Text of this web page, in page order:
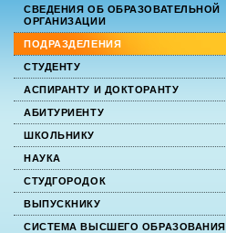
СВЕДЕНИЯ ОБ ОБРАЗОВАТЕЛЬНОЙ
ОРГАНИЗАЦИИ
ПОДРАЗДЕЛЕНИЯ
СТУДЕНТУ
АСПИРАНТУ И ДОКТОРАНТУ
АБИТУРИЕНТУ
ШКОЛЬНИКУ
НАУКА
СТУДГОРОДОК
ВЫПУСКНИКУ
СИСТЕМА ВЫСШЕГО ОБРАЗОВАНИЯ